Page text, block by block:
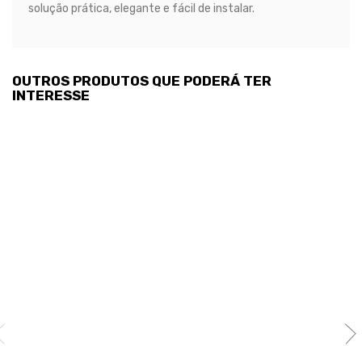
solução prática, elegante e fácil de instalar.
OUTROS PRODUTOS QUE PODERÁ TER
INTERESSE